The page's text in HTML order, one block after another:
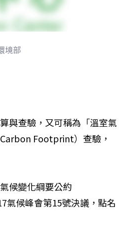
境部
與查驗，又可稱為「溫室氣
Footprint）查驗，
候變化綱要公約
氣候峰會第15號決議，點名